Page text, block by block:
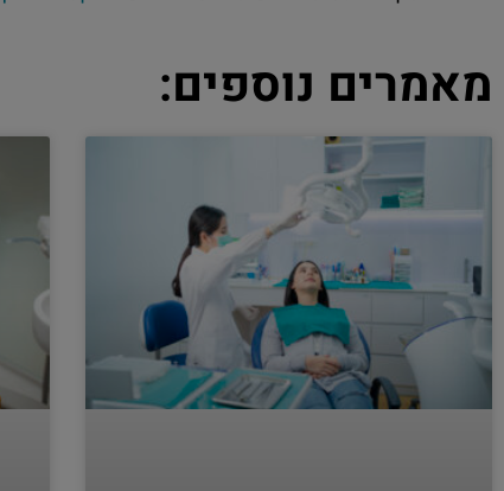
מאמרים נוספים: